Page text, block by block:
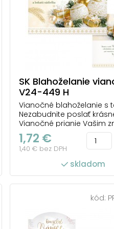
SK Blahoželanie
V24-449 H
Vianočné blahoželanie s
Nezabudnite poslať
Vianočné prianie Vašim
Určite ich poteší to, že
spomenuli. Text na
Krásne Vianoce a
Text vo vnútri priania:
veselé Vianoce a veľ...
1,72 €
1,40 € bez DPH
skladom
kód: